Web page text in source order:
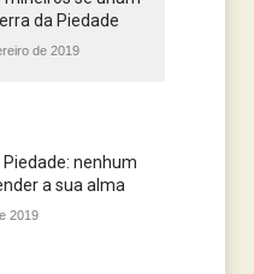
da Piedade
de 2019
nenhum
a sua alma
2019